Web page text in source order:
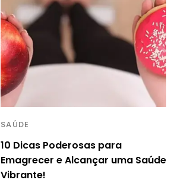
SAÚDE
10 Dicas Poderosas para
Emagrecer e Alcançar uma Saúde
Vibrante!